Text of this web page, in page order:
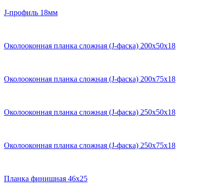
J-профиль 18мм
Околооконная планка сложная (J-фаска) 200х50х18
Околооконная планка сложная (J-фаска) 200х75х18
Околооконная планка сложная (J-фаска) 250х50х18
Околооконная планка сложная (J-фаска) 250х75х18
Планка финишная 46x25